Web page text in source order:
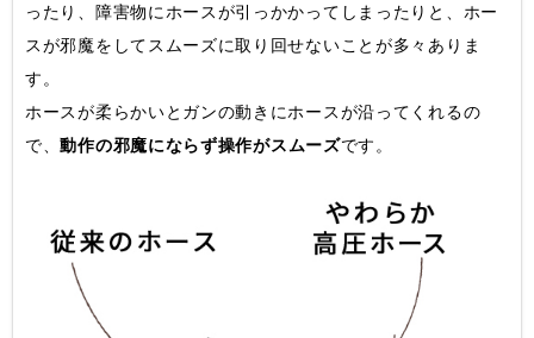
ったり、障害物にホースが引っかかってしまったりと、ホー
スが邪魔をしてスムーズに取り回せないことが多々ありま
す。
ホースが柔らかいとガンの動きにホースが沿ってくれるの
で、動作の邪魔にならず操作がスムーズです。